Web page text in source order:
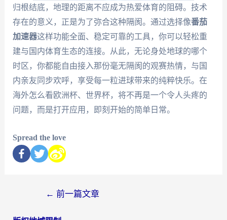
归根结底，地理的距离不应成为热爱体育的阻碍。技术
存在的意义，正是为了弥合这种隔阂。通过选择像番茄
加速器这样功能全面、稳定可靠的工具，你可以轻松重
建与国内体育生态的连接。从此，无论身处地球的哪个
时区，你都能自由接入那份毫无隔阂的观赛热情，与国
内亲友同步欢呼，享受每一粒进球带来的纯粹快乐。在
海外怎么看欧洲杯、世界杯，将不再是一个令人头疼的
问题，而是打开应用，即刻开始的简单日常。
Spread the love
← 前一篇文章